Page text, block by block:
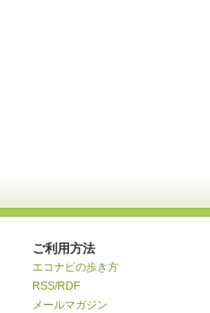
ご利用方法
エコナビの歩き方
RSS/RDF
メールマガジン